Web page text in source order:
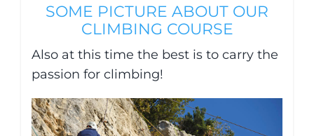
SOME PICTURE ABOUT OUR
CLIMBING COURSE
Also at this time the best is to carry the
passion for climbing!